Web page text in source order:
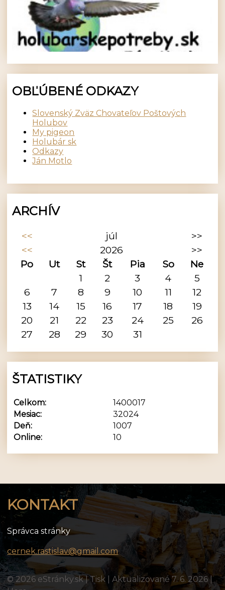
OBĽÚBENÉ ODKAZY
Slovenský Zväz Chovateľov Poštových
Holubov
My pigeon
Holubár sk
Odkazy
Ján Motlo
ARCHÍV
<< júl
>>
<<
2026
>>
Po
Ut St Št Pia So
Ne
1
2 3 4
5
6
7 8 9 10 11
12
13
14 15 16 17 18
19
20
21 22 23 24 25
26
27
28 29 30 31
ŠTATISTIKY
Online: 10
Celkom:
1400017
Mesiac:
32024
Deň:
1007
KONTAKT
Správca stránky
cernek.rastislav@gmail.com
© 2026 eStránky.sk|Tisk |Aktualizované 7. 6. 2026 |